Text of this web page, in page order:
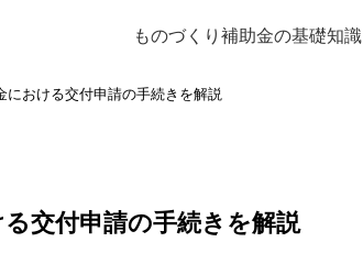
ものづくり補助金の基礎知識
における交付申請の手続きを解説
交付申請の手続きを解説